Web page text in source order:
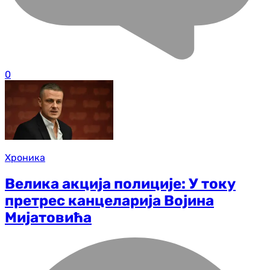
0
Хроника
Велика акција полиције: У току
претрес канцеларија Војина
Мијатовића